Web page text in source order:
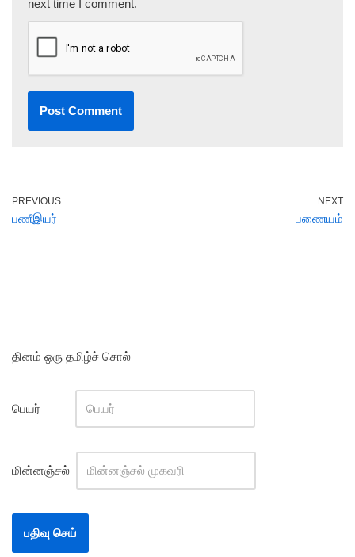
next time I comment.
PREVIOUS
பணீஇயர்
NEXT
பணையம்
தினம் ஒரு தமிழ்ச் சொல்
பெயர்
மின்னஞ்சல்